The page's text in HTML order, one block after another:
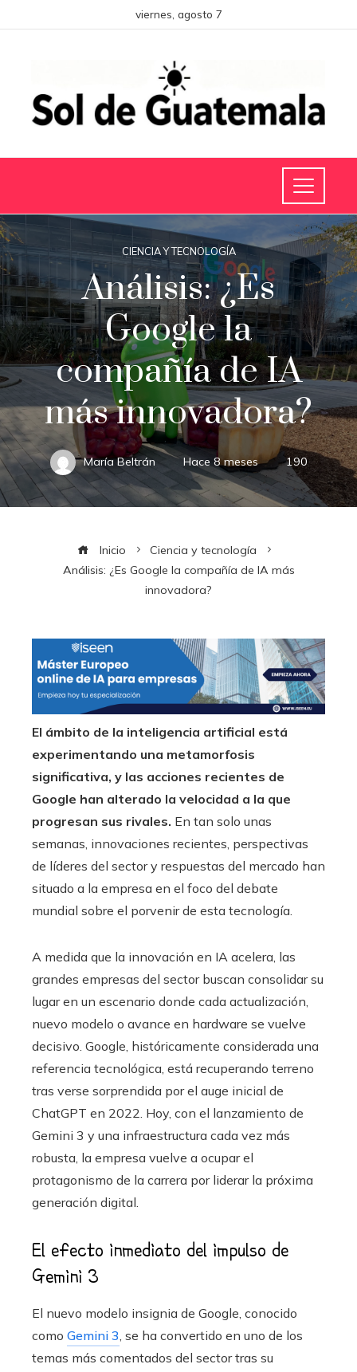
viernes, agosto 7
CIENCIA Y TECNOLOGÍA
Análisis: ¿Es
Google la
compañía de IA
más innovadora?
María Beltrán Hace 8 meses 190
Inicio
Ciencia y tecnología
Análisis: ¿Es Google la compañía de IA más
innovadora?
El ámbito de la inteligencia artificial está
experimentando una metamorfosis
significativa, y las acciones recientes de
Google han alterado la velocidad a la que
progresan sus rivales. En tan solo unas
semanas, innovaciones recientes, perspectivas
de líderes del sector y respuestas del mercado han
situado a la empresa en el foco del debate
mundial sobre el porvenir de esta tecnología.
A medida que la innovación en IA acelera, las
grandes empresas del sector buscan consolidar su
lugar en un escenario donde cada actualización,
nuevo modelo o avance en hardware se vuelve
decisivo. Google, históricamente considerada una
referencia tecnológica, está recuperando terreno
tras verse sorprendida por el auge inicial de
ChatGPT en 2022. Hoy, con el lanzamiento de
Gemini 3 y una infraestructura cada vez más
robusta, la empresa vuelve a ocupar el
protagonismo de la carrera por liderar la próxima
generación digital.
El efecto inmediato del impulso de
Gemini 3
El nuevo modelo insignia de Google, conocido
como Gemini 3 , se ha convertido en uno de los
temas más comentados del sector tras su